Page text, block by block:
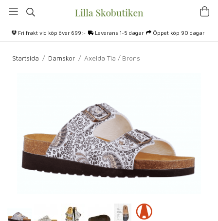
Fri frakt vid köp över 699:- Leverans 1-5 dagar Öppet köp 90 dagar
Startsida / Damskor / Axelda Tia / Brons